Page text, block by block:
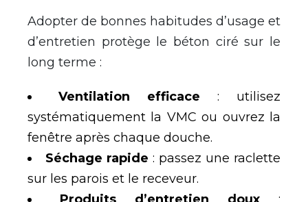
Adopter de bonnes habitudes d’usage et
d’entretien protège le béton ciré sur le
long terme :
Ventilation efficace : utilisez
systématiquement la VMC ou ouvrez la
fenêtre après chaque douche.
Séchage rapide : passez une raclette
sur les parois et le receveur.